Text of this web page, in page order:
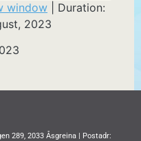
window
Duration:
2023
289, 2033 Åsgreina | Postadr: